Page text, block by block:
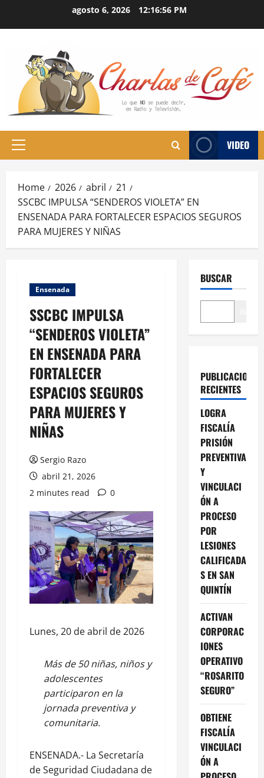
agosto 6, 2026 12:16:57 PM
Primary
VIDEO
Home 2026 abril
21
SSCBC IMPULSA “SENDEROS VIOLETA” EN
ENSENADA PARA FORTALECER ESPACIOS SEGUROS
PARA MUJERES Y NIÑAS
Ensenada
SSCBC IMPULSA
“SENDEROS VIOLETA”
EN ENSENADA PARA
FORTALECER
ESPACIOS SEGUROS
PARA MUJERES Y
NIÑAS
Sergio Razo
abril 21, 2026
2 minutes read
0
Lunes, 20 de abril de 2026
Más de 50 niñas, niños y
adolescentes
participaron en la
jornada preventiva y
comunitaria.
ENSENADA.- La Secretaría
de Seguridad Ciudadana de
BUSCAR
PUBLICACIONES
RECIENTES
LOGRA
FISCALÍA
PRISIÓN
PREVENTIVA
Y
VINCULACI
ÓN A
PROCESO
POR
LESIONES
CALIFICADA
S EN SAN
QUINTÍN
ACTIVAN
CORPORAC
IONES
OPERATIVO
“ROSARITO
SEGURO”
OBTIENE
FISCALÍA
VINCULACI
ÓN A